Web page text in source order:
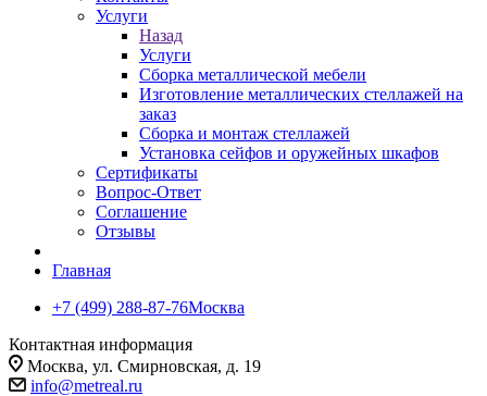
Услуги
Назад
Услуги
Сборка металлической мебели
Изготовление металлических стеллажей на
заказ
Сборка и монтаж стеллажей
Установка сейфов и оружейных шкафов
Сертификаты
Вопрос-Ответ
Соглашение
Отзывы
Главная
+7 (499) 288-87-76Москва
Контактная информация
Москва, ул. Смирновская, д. 19
info@metreal.ru